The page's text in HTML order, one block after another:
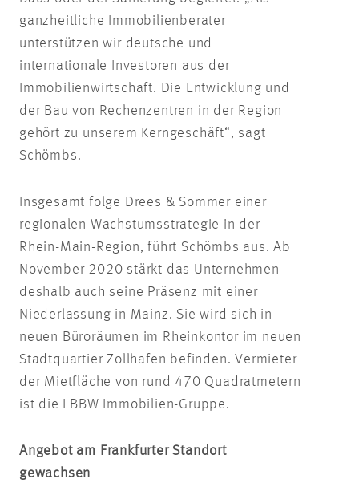
ganzheitliche Immobilienberater
unterstützen wir deutsche und
internationale Investoren aus der
Immobilienwirtschaft. Die Entwicklung und
der Bau von Rechenzentren in der Region
gehört zu unserem Kerngeschäft“, sagt
Schömbs.
Insgesamt folge Drees & Sommer einer
regionalen Wachstumsstrategie in der
Rhein-Main-Region, führt Schömbs aus. Ab
November 2020 stärkt das Unternehmen
deshalb auch seine Präsenz mit einer
Niederlassung in Mainz. Sie wird sich in
neuen Büroräumen im Rheinkontor im neuen
Stadtquartier Zollhafen befinden. Vermieter
der Mietfläche von rund 470 Quadratmetern
ist die LBBW Immobilien-Gruppe.
Angebot am Frankfurter Standort
gewachsen